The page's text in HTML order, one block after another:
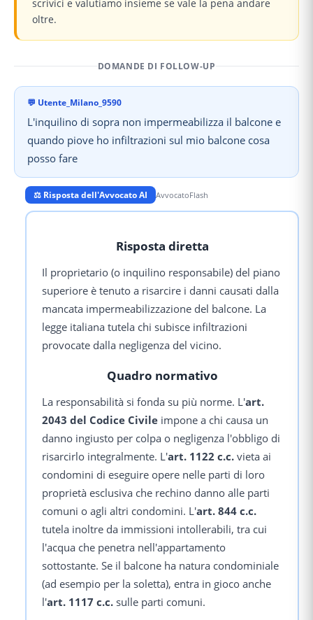
scrivici e valutiamo insieme se vale la pena andare
oltre.
DOMANDE DI FOLLOW-UP
💬 Utente_Milano_9590
L'inquilino di sopra non impermeabilizza il balcone e
quando piove ho infiltrazioni sul mio balcone cosa
posso fare
⚖️ Risposta dell'Avvocato AI AvvocatoFlash
Risposta diretta
Il proprietario (o inquilino responsabile) del piano
superiore è tenuto a risarcire i danni causati dalla
mancata impermeabilizzazione del balcone. La
legge italiana tutela chi subisce infiltrazioni
provocate dalla negligenza del vicino.
Quadro normativo
La responsabilità si fonda su più norme. L'art.
2043 del Codice Civile impone a chi causa un
danno ingiusto per colpa o negligenza l'obbligo di
risarcirlo integralmente. L'art. 1122 c.c. vieta ai
condomini di eseguire opere nelle parti di loro
proprietà esclusiva che rechino danno alle parti
comuni o agli altri condomini. L'art. 844 c.c.
tutela inoltre da immissioni intollerabili, tra cui
l'acqua che penetra nell'appartamento
sottostante. Se il balcone ha natura condominiale
(ad esempio per la soletta), entra in gioco anche
l'art. 1117 c.c. sulle parti comuni.